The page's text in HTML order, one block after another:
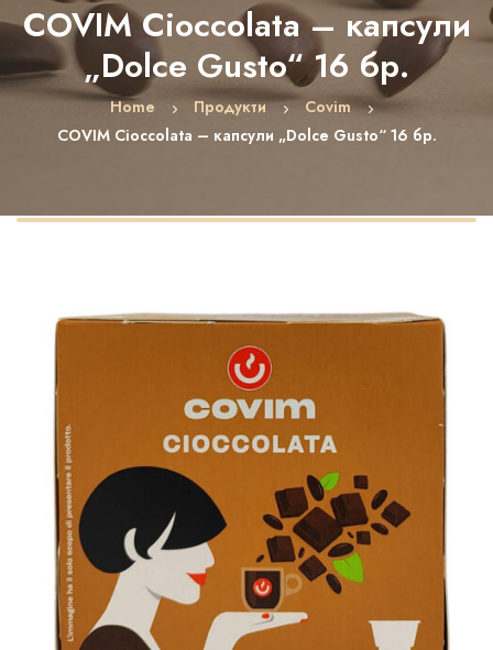
COVIM Cioccolata – капсули
„Dolce Gusto“ 16 бр.
Home Продукти
Covim
COVIM Cioccolata – капсули „Dolce Gusto“ 16 бр.